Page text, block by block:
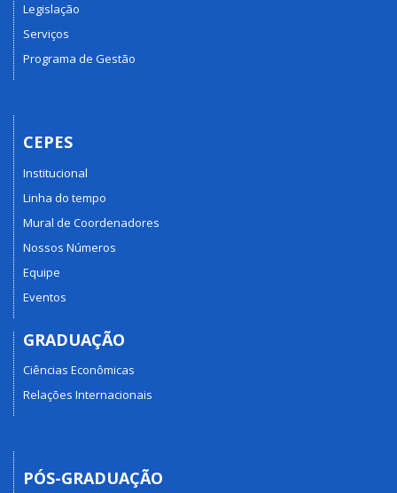
Legislação
Serviços
Programa de Gestão
CEPES
Institucional
Linha do tempo
Mural de Coordenadores
Nossos Números
Equipe
Eventos
GRADUAÇÃO
Ciências Econômicas
Relações Internacionais
PÓS-GRADUAÇÃO